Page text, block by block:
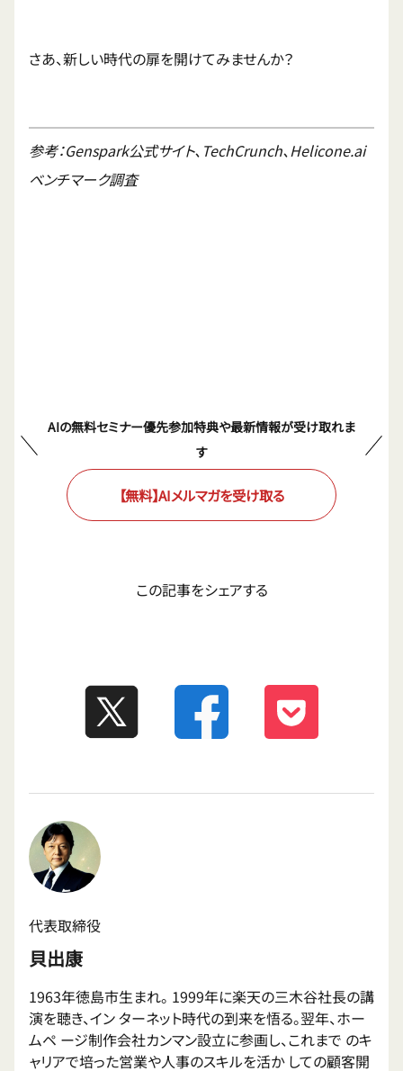
さあ、新しい時代の扉を開けてみませんか？
参考：Genspark公式サイト、TechCrunch、Helicone.ai
ベンチマーク調査
AIの無料セミナー優先参加特典や最新情報が受け取れま
す
【無料】AIメルマガを受け取る
この記事をシェアする
代表取締役
貝出康
1963年徳島市生まれ。 1999年に楽天の三木谷社長の講
演を聴き、イン ターネット時代の到来を悟る。翌年、ホー
ムペ ージ制作会社カンマン設立に参画し、これまで のキ
ャリアで培った営業や人事のスキルを活か しての顧客開